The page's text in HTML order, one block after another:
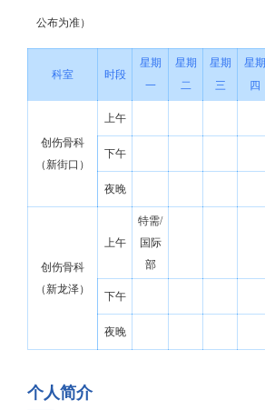
公布为准）
科室 时段
星期
一
星期
二
星期
三
星期
四
创伤骨科
（新街口）
上午
下午
夜晚
创伤骨科
（新龙泽）
上午
特需/
国际
部
下午
夜晚
个人简介